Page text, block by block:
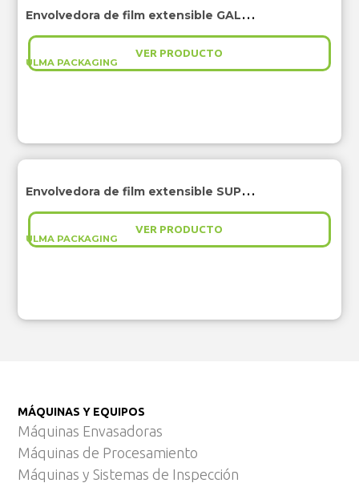
ULMA PACKAGING
Envolvedora de film extensible GALAXY
VER PRODUCTO
ULMA PACKAGING
Envolvedora de film extensible SUPER CHIK
VER PRODUCTO
MÁQUINAS Y EQUIPOS
Máquinas Envasadoras
Máquinas de Procesamiento
Máquinas y Sistemas de Inspección